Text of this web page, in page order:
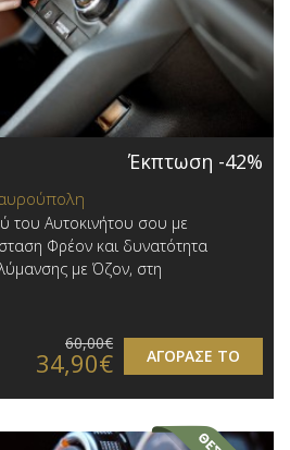
Έκπτωση -42%
του Αυτοκινήτου σου με
Φρέον και δυνατότητα
με Όζον, στη
ΑΓΟΡΑΣΕ ΤΟ
60,00€
34,90€